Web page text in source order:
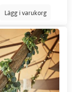
Lägg i varukorg